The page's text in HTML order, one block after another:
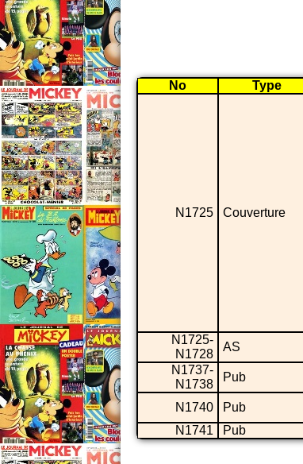
No Type
N1725 Couverture
N1725-
N1728
AS
N1737-
N1738
Pub
N1740 Pub
N1741
Pub